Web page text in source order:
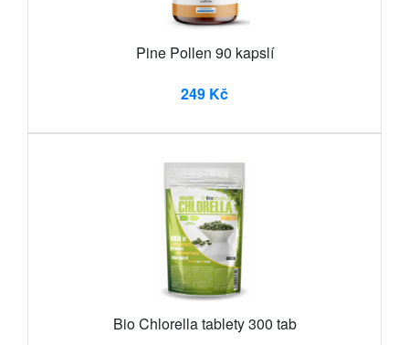
Pine Pollen 90 kapslí
249 Kč
Bio Chlorella tablety 300 tab